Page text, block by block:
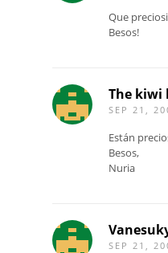
Que
Besos!
The kiwi
SEP 21,
Están
Besos,
Nuria
SEP 21,